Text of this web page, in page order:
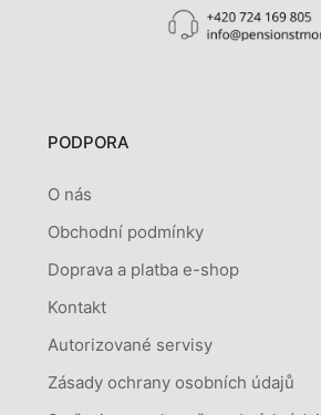
PODPORA
O nás
Obchodní podmínky
Doprava a platba e-shop
Kontakt
Autorizované servisy
Zásady ochrany osobních údajů